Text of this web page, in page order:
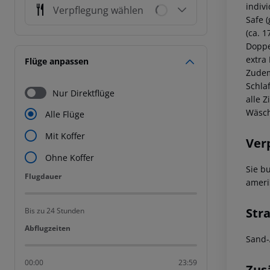
Verpflegung wählen
Flüge anpassen
Nur Direktflüge
Alle Flüge
Mit Koffer
Ohne Koffer
Flugdauer
Flugdauer
Bis zu 24 Stunden
Abflugzeiten
Abflugzeiten
00:00 23:59
Safe
(ca.
extra
alle
Sie